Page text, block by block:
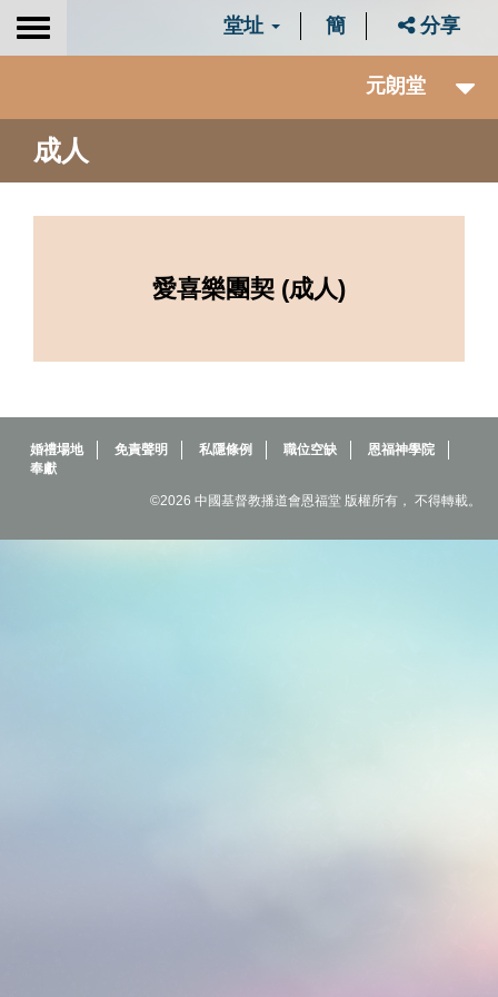
Toggle
堂址 簡 分享
元朗堂
成人
愛喜樂團契 (成人)
婚禮場地 免責聲明 私隱條例 職位空缺
恩福神學院
奉獻
©2026 中國基督教播道會恩福堂 版權所有， 不得轉載。